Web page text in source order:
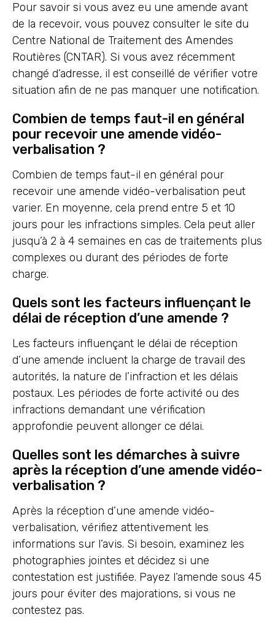
Pour savoir si vous avez eu une amende avant
de la recevoir, vous pouvez consulter le site du
Centre National de Traitement des Amendes
Routières (CNTAR). Si vous avez récemment
changé d’adresse, il est conseillé de vérifier votre
situation afin de ne pas manquer une notification.
Combien de temps faut-il en général
pour recevoir une amende vidéo-
verbalisation ?
Combien de temps faut-il en général pour
recevoir une amende vidéo-verbalisation peut
varier. En moyenne, cela prend entre 5 et 10
jours pour les infractions simples. Cela peut aller
jusqu’à 2 à 4 semaines en cas de traitements plus
complexes ou durant des périodes de forte
charge.
Quels sont les facteurs influençant le
délai de réception d’une amende ?
Les facteurs influençant le délai de réception
d’une amende incluent la charge de travail des
autorités, la nature de l’infraction et les délais
postaux. Les périodes de forte activité ou des
infractions demandant une vérification
approfondie peuvent allonger ce délai.
Quelles sont les démarches à suivre
après la réception d’une amende vidéo-
verbalisation ?
Après la réception d’une amende vidéo-
verbalisation, vérifiez attentivement les
informations sur l’avis. Si besoin, examinez les
photographies jointes et décidez si une
contestation est justifiée. Payez l’amende sous 45
jours pour éviter des majorations, si vous ne
contestez pas.